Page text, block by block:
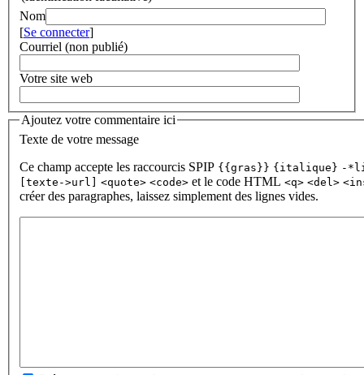
Nom
[Se connecter]
Courriel (non publié)
Votre site web
Ajoutez votre commentaire ici
Texte de votre message
Ce champ accepte les raccourcis SPIP {{gras}} {italique} -
[texte->url] <quote> <code> et le code HTML <q> <del>
créer des paragraphes, laissez simplement des lignes vides.